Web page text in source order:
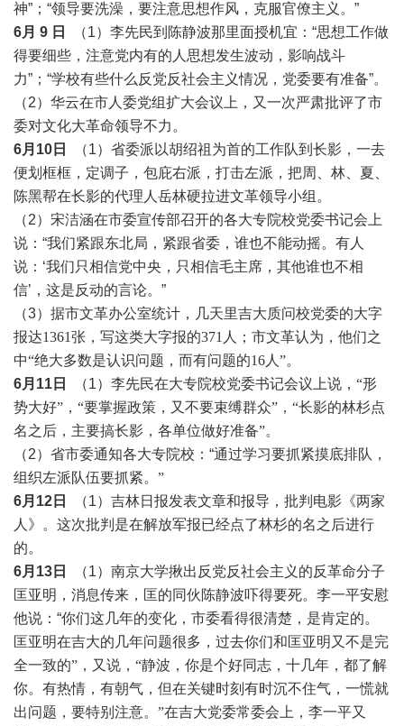
神”；“领导要洗澡，要注意思想作风，克服官僚主义。”
6月 9 日
（1）李先民到陈静波那里面授机宜：“思想工作做
得要细些，注意党内有的人思想发生波动，影响战斗
力”；“学校有些什么反党反社会主义情况，党委要有准备”。
（2）华云在市人委党组扩大会议上，又一次严肃批评了市
委对文化大革命领导不力。
6月10日
（1）省委派以胡绍祖为首的工作队到长影，一去
便划框框，定调子，包庇右派，打击左派，把周、林、夏、
陈黑帮在长影的代理人岳林硬拉进文革领导小组。
（2）宋洁涵在市委宣传部召开的各大专院校党委书记会上
说：“我们紧跟东北局，紧跟省委，谁也不能动摇。有人
说：‘我们只相信党中央，只相信毛主席，其他谁也不相
信’，这是反动的言论。”
（3） 据市文革办公室统计，几天里吉大质问校党委的大字
报达1361张，写这类大字报的371人 ； 市文革认为，他们之
中“绝大多数是认识问题，而有问题的16人”。
6月11日
（1）李先民在大专院校党委书记会议 上说， “形
势大好”，“要掌握政策，又不要束缚群众”，“长影的林杉点
名之后，主要搞长影，各单位做好准备”。
（2）省市委通知各大专院校：“通过学习要抓紧摸底排队，
组织左派队伍要抓紧。 ”
6月12日
（1）吉林日报发表文章和报导，批判电影《两家
人》。这次批判是在解放军报已经点了林杉的名之后进行
的。
6月13日
（1）南京大学揪出反党反社会主义的反革命分子
匡亚明，消息传来，匡的同伙陈静波吓得要死。李一平安慰
他说：“你们这几年的变化，市委看得很清楚，是肯定的。
匡亚明在吉大的几年问题很多，过去你们和匡亚明又不是完
全一致的”，又说，“静波，你是个好同志，十几年，都了解
你。有热情，有朝气，但在关键时刻有时沉不住气，一慌就
出问题，要特别注意。”在吉大党委常委会上，李一平又